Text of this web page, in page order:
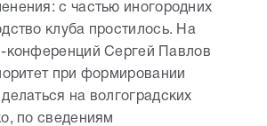
с частью иногородних
клуба простилось. На
конференций Сергей Павлов
при формировании
на волгоградских
по сведениям